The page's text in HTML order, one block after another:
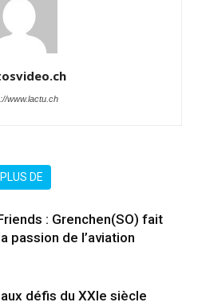
www.lactu.ch
PLUS DE
: Grenchen(SO) fait
passion de l’aviation
aux défis du XXIe siècle